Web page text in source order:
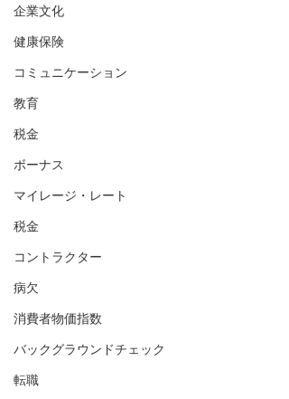
企業文化
健康保険
コミュニケーション
教育
税金
ボーナス
マイレージ・レート
税金
コントラクター
病欠
消費者物価指数
バックグラウンドチェック
転職